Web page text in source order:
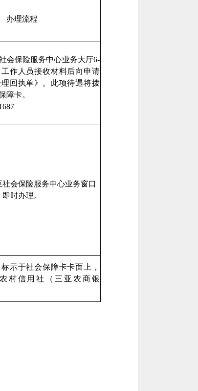
办理流程
会保险服务中心业务大厅6-
作人员接收材料后向申请
回执单》。此项待遇将拨
障卡。
会保险服务中心业务窗口
即时办理。
示于社会保障卡卡面上，
村信用社（三亚农商银